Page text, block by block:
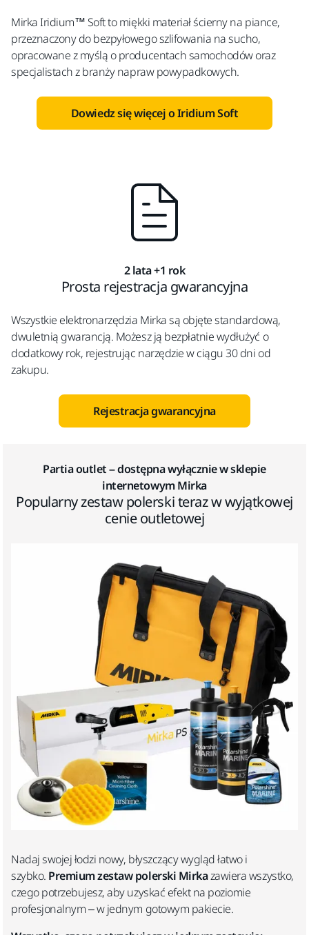
Mirka Iridium™ Soft to miękki materiał ścierny na piance,
przeznaczony do bezpyłowego szlifowania na sucho,
opracowane z myślą o producentach samochodów oraz
specjalistach z branży napraw powypadkowych.
Dowiedz się więcej o Iridium Soft
2 lata +1 rok
Prosta rejestracja gwarancyjna
Wszystkie elektronarzędzia Mirka są objęte standardową,
dwuletnią gwarancją. Możesz ją bezpłatnie wydłużyć o
dodatkowy rok, rejestrując narzędzie w ciągu 30 dni od
zakupu.
Rejestracja gwarancyjna
Partia outlet – dostępna wyłącznie w sklepie
internetowym Mirka
Popularny zestaw polerski teraz w wyjątkowej
cenie outletowej
Nadaj swojej łodzi nowy, błyszczący wygląd łatwo i
szybko. Premium zestaw polerski Mirkazawiera wszystko,
czego potrzebujesz, aby uzyskać efekt na poziomie
profesjonalnym – w jednym gotowym pakiecie.